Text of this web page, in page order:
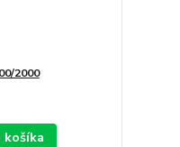
2000
košíka